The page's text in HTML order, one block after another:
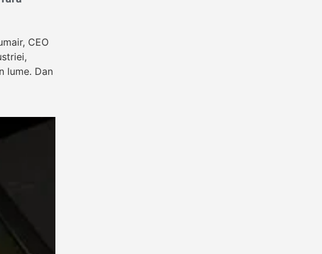
CEO
lume. Dan